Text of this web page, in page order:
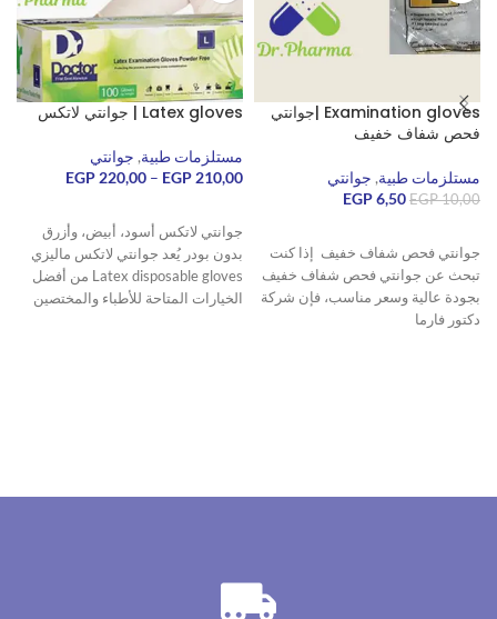
Examination gloves |جوانتي
فحص شفاف خفيف
مستلزمات طبية, جوانتي
EGP10,00
EGP6,50
جوانتي فحص شفاف خفيف إذا كنت
تبحث عن جوانتي فحص شفاف خفيف
بجودة عالية وسعر مناسب، فإن شركة
دكتور فارما
Latex gloves | جوانتي لاتكس
مستلزمات طبية, جوانتي
EGP 210,00
–
EGP 220,00
جوانتي لاتكس أسود، أبيض، وأزرق
بدون بودر يُعد جوانتي لاتكس ماليزي
Latex disposable gloves من أفضل
الخيارات المتاحة للأطباء والمختصين